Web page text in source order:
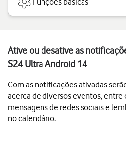
Funções básicas
Ative ou desative as
S24 Ultra Android 14
Com as notificações ativadas
acerca de diversos eventos, entre
mensagens de redes sociais e
no calendário.